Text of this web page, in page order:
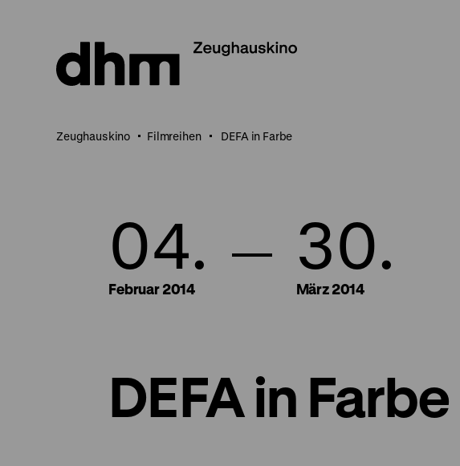
Seiteninhalt
springen
Zeughauskino Filmreihen DEFA in Farbe
04.
Februar 2014
30.
März 2014
DEFA in Farbe